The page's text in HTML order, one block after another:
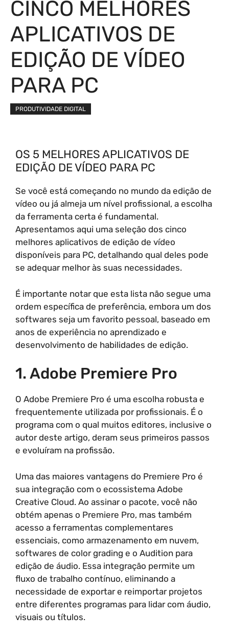
CINCO MELHORES
APLICATIVOS DE
EDIÇÃO DE VÍDEO
PARA PC
PRODUTIVIDADE DIGITAL
OS 5 MELHORES APLICATIVOS DE
EDIÇÃO DE VÍDEO PARA PC
Se você está começando no mundo da edição de
vídeo ou já almeja um nível profissional, a escolha
da ferramenta certa é fundamental.
Apresentamos aqui uma seleção dos cinco
melhores aplicativos de edição de vídeo
disponíveis para PC, detalhando qual deles pode
se adequar melhor às suas necessidades.
É importante notar que esta lista não segue uma
ordem específica de preferência, embora um dos
softwares seja um favorito pessoal, baseado em
anos de experiência no aprendizado e
desenvolvimento de habilidades de edição.
1. Adobe Premiere Pro
O Adobe Premiere Pro é uma escolha robusta e
frequentemente utilizada por profissionais. É o
programa com o qual muitos editores, inclusive o
autor deste artigo, deram seus primeiros passos
e evoluíram na profissão.
Uma das maiores vantagens do Premiere Pro é
sua integração com o ecossistema Adobe
Creative Cloud. Ao assinar o pacote, você não
obtém apenas o Premiere Pro, mas também
acesso a ferramentas complementares
essenciais, como armazenamento em nuvem,
softwares de color grading e o Audition para
edição de áudio. Essa integração permite um
fluxo de trabalho contínuo, eliminando a
necessidade de exportar e reimportar projetos
entre diferentes programas para lidar com áudio,
visuais ou títulos.